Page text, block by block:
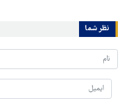
نظر شما